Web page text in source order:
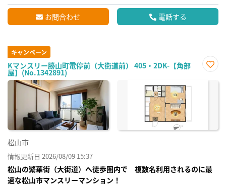
お問合わせ 電話する
キャンペーン
Kマンスリー勝山町電停前（大街道前） 405・2DK-【角部
屋】(No.1342891)
に入
松山市
情報更新日 2026/08/09 15:37
松山の繁華街（大街道）へ徒歩圏内で 複数名利用されるのに最
適な松山市マンスリーマンション！